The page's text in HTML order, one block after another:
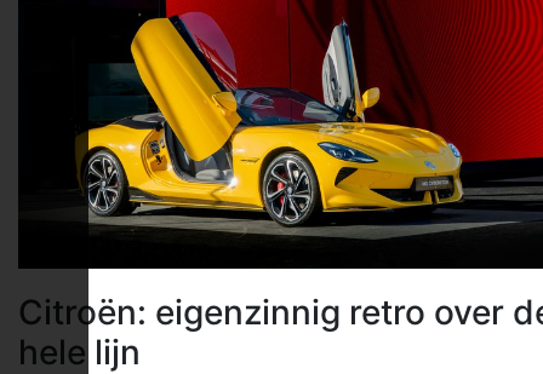
Citroën: eigenzinnig retro over
hele lijn